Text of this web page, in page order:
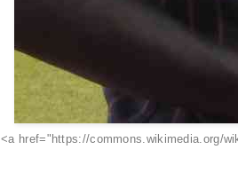
<a href="https://commons.wikimedia.org/